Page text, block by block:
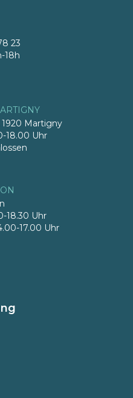
23
18h
Martigny
18.00 Uhr
18.30 Uhr
17.00 Uhr